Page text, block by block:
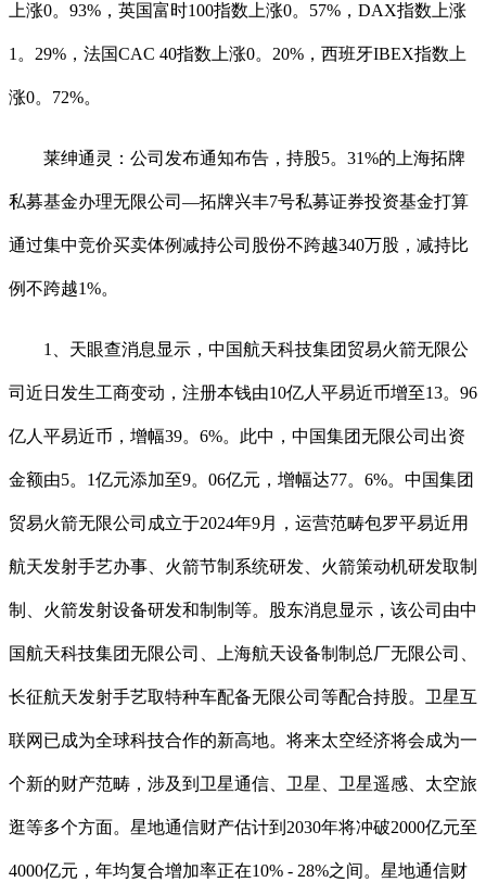
上涨0。93%，英国富时100指数上涨0。57%，DAX指数上涨
1。29%，法国CAC 40指数上涨0。20%，西班牙IBEX指数上
涨0。72%。
莱绅通灵：公司发布通知布告，持股5。31%的上海拓牌
私募基金办理无限公司—拓牌兴丰7号私募证券投资基金打算
通过集中竞价买卖体例减持公司股份不跨越340万股，减持比
例不跨越1%。
1、天眼查消息显示，中国航天科技集团贸易火箭无限公
司近日发生工商变动，注册本钱由10亿人平易近币增至13。96
亿人平易近币，增幅39。6%。此中，中国集团无限公司出资
金额由5。1亿元添加至9。06亿元，增幅达77。6%。中国集团
贸易火箭无限公司成立于2024年9月，运营范畴包罗平易近用
航天发射手艺办事、火箭节制系统研发、火箭策动机研发取制
制、火箭发射设备研发和制制等。股东消息显示，该公司由中
国航天科技集团无限公司、上海航天设备制制总厂无限公司、
长征航天发射手艺取特种车配备无限公司等配合持股。卫星互
联网已成为全球科技合作的新高地。将来太空经济将会成为一
个新的财产范畴，涉及到卫星通信、卫星、卫星遥感、太空旅
逛等多个方面。星地通信财产估计到2030年将冲破2000亿元至
4000亿元，年均复合增加率正在10% - 28%之间。星地通信财